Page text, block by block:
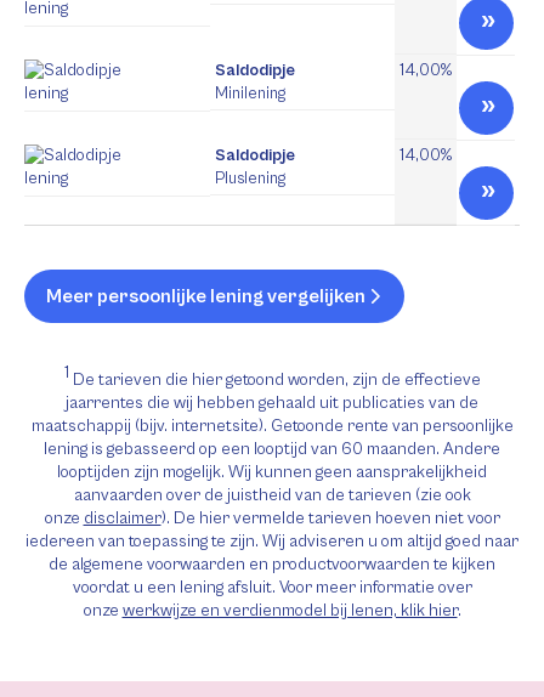
Saldodipje
Minilening
14,00%
Saldodipje
Pluslening
14,00%
Meer persoonlijke lening vergelijken
1 De tarieven die hier getoond worden, zijn de effectieve
jaarrentes die wij hebben gehaald uit publicaties van de
maatschappij (bijv. internetsite). Getoonde rente van persoonlijke
lening is gebasseerd op een looptijd van 60 maanden. Andere
looptijden zijn mogelijk. Wij kunnen geen aansprakelijkheid
aanvaarden over de juistheid van de tarieven (zie ook
onze disclaimer). De hier vermelde tarieven hoeven niet voor
iedereen van toepassing te zijn. Wij adviseren u om altijd goed naar
de algemene voorwaarden en productvoorwaarden te kijken
voordat u een lening afsluit. Voor meer informatie over
onze werkwijze en verdienmodel bij lenen, klik hier.